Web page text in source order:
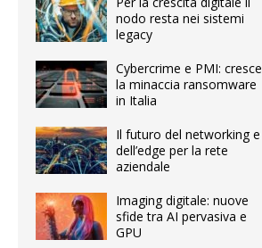
nodo resta nei sistemi
legacy
Cybercrime e PMI: cresce
la minaccia ransomware
in Italia
Il futuro del networking e
dell’edge per la rete
aziendale
Imaging digitale: nuove
sfide tra AI pervasiva e
GPU